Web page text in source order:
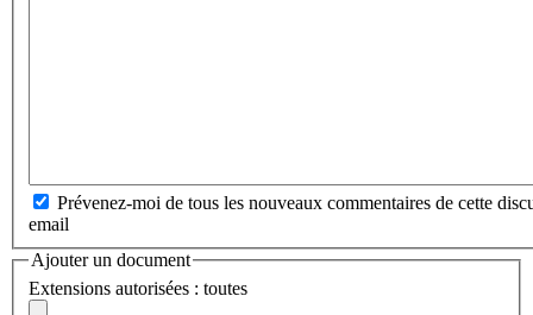
Prévenez-moi de tous les nouveaux commentaires de cette
email
Ajouter un document
Extensions autorisées : toutes